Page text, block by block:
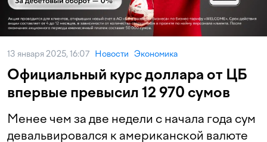
13 января 2025, 16:07 Новости Экономика
Официальный курс доллара от ЦБ
впервые превысил 12 970 сумов
Менее чем за две недели с начала года сум
девальвировался к американской валюте